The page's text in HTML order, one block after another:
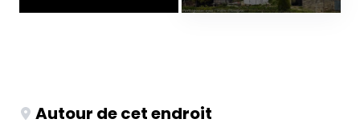
Autour de cet endroit